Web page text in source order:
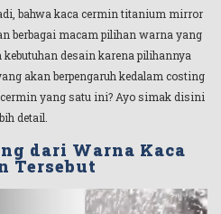
bahwa kaca cermin titanium mirror
berbagai macam pilihan warna yang
desain karena pilihannya
akan berpengaruh kedalam costing
yang satu ini? Ayo simak disini
detail.
dari Warna Kaca
Tersebut